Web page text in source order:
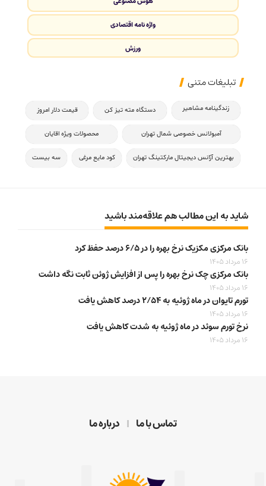
واژه نامه اقتصادی
ورزش
تبلیغات متنی
زندگینامه مشاهیر دستگاه مته تیز کن قیمت دلار امروز
آمبولانس خصوصی شمال تهران محصولات ویژه اقایان
بهترین آژانس دیجیتال مارکتینگ تهران کود مایع مرغی سه بیست
شاید به این مطالب هم علاقه‌مند باشید
بانک مرکزی مکزیک نرخ بهره را در ۶/۵ درصد حفظ کرد
16 مرداد 1405
بانک مرکزی چک نرخ بهره را پس از افزایش ژوئن ثابت نگه داشت
16 مرداد 1405
تورم تایوان در ماه ژوئیه به ۲/۵۴ درصد کاهش یافت
16 مرداد 1405
نرخ تورم سوئد در ماه ژوئیه به شدت کاهش یافت
16 مرداد 1405
تماس با ما درباره ما